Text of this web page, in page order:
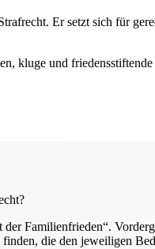
Er setzt sich für
kluge und
Familienfrieden“.
die den jeweiligen